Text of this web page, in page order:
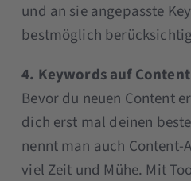
und an sie angepasste
bestmöglich
4. Keywords auf
Bevor du neuen Content
dich erst mal deinen
nennt man auch
viel Zeit und Mühe. Mit